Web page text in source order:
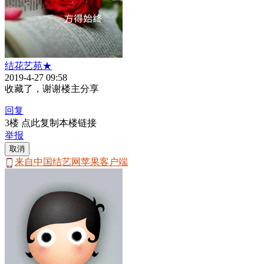
结花艺苑★
2019-4-27 09:58
收藏了，谢谢楼主分享
回复
3楼 点此复制本楼链接
举报
取消
来自中国结艺网苹果客户端